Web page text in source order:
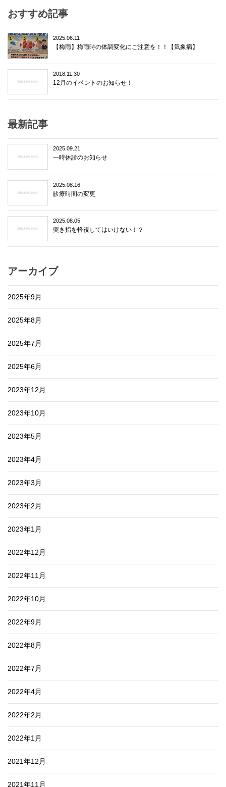
おすすめ記事
2025.06.11
【梅雨】梅雨時の体調変化にご注意を！！【気象病】
2018.11.30
12月のイベントのお知らせ！
最新記事
2025.09.21
一時休診のお知らせ
2025.08.16
診療時間の変更
2025.08.05
突き指を軽視してはいけない！？
アーカイブ
2025年9月
2025年8月
2025年7月
2025年6月
2023年12月
2023年10月
2023年5月
2023年4月
2023年3月
2023年2月
2023年1月
2022年12月
2022年11月
2022年10月
2022年9月
2022年8月
2022年7月
2022年4月
2022年2月
2022年1月
2021年12月
2021年11月